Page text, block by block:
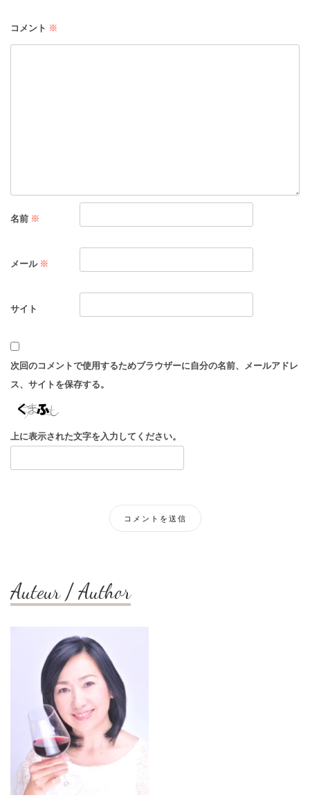
ー
コメント ※
名前 ※
メール ※
サイト
次回のコメントで使用するためブラウザーに自分の名前、メールアドレ
ス、サイトを保存する。
上に表示された文字を入力してください。
Auteur / Author